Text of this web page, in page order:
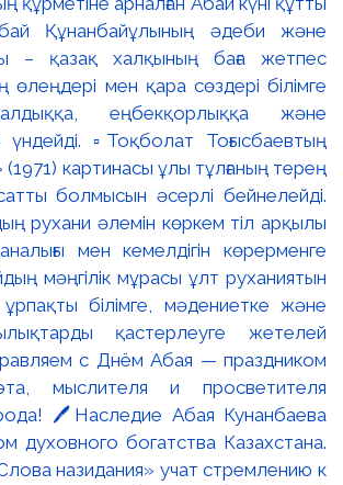
Құнанбайұлының әдеби және
– қазақ халқының баға жетпес
өлеңдері мен қара сөздері білімге
еңбекқорлыққа және
үндейді. ▫️Тоқболат Тоғысбаевтың
картинасы ұлы тұлғаның терең
болмысын әсерлі бейнелейді.
рухани әлемін көркем тіл арқылы
мен кемелдігін көрерменге
мәңгілік мұрасы ұлт руханиятын
білімге, мәдениетке және
қастерлеуге жетелей
с Днём Абая — праздником
мыслителя и просветителя
🖊️Наследие Абая Кунанбаева
духовного богатства Казахстана.
назидания» учат стремлению к